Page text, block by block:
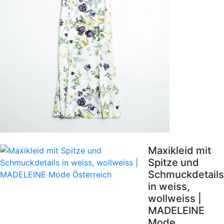
Maxikleid mit
Spitze und
Schmuckdetails
in weiss,
wollweiss |
MADELEINE